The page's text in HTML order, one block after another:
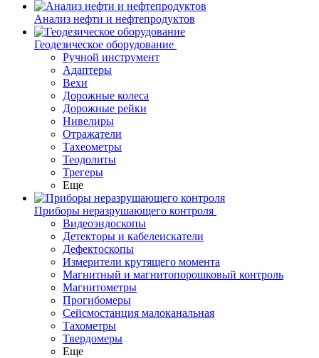
Анализ нефти и нефтепродуктов
Геодезическое оборудование
Ручной инструмент
Адаптеры
Вехи
Дорожные колеса
Дорожные рейки
Нивелиры
Отражатели
Тахеометры
Теодолиты
Трегеры
Еще
Приборы неразрушающего контроля
Видеоэндоскопы
Детекторы и кабелеискатели
Дефектоскопы
Измерители крутящего момента
Магнитный и магнитопорошковый контроль
Магнитометры
Прогибомеры
Сейсмостанция малоканальная
Тахометры
Твердомеры
Еще